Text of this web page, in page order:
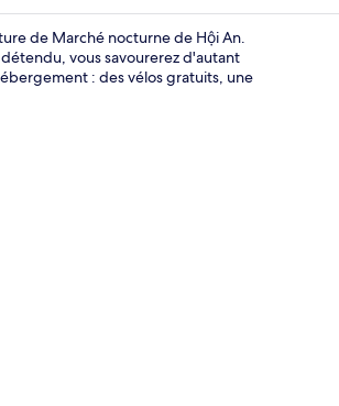
de Marché nocturne de Hội An.
vous savourerez d'autant
: des vélos gratuits, une